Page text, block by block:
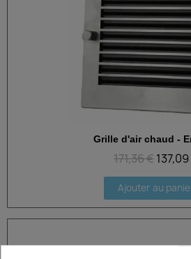
Aperçu rapide
Grille d'air chaud -
171,36 €
Ajouter au